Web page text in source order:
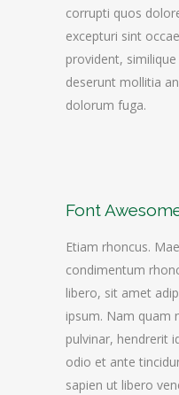
corrupti quos
excepturi sint
provident,
deserunt mollitia
dolorum fuga.
Font
Etiam rhoncus.
condimentum
libero, sit amet
ipsum. Nam quam
pulvinar, hendrerit
odio et ante
sapien ut libero